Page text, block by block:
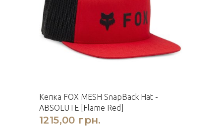
Кепка FOX MESH SnapBack Hat -
ABSOLUTE [Flame Red]
1215,00 грн.